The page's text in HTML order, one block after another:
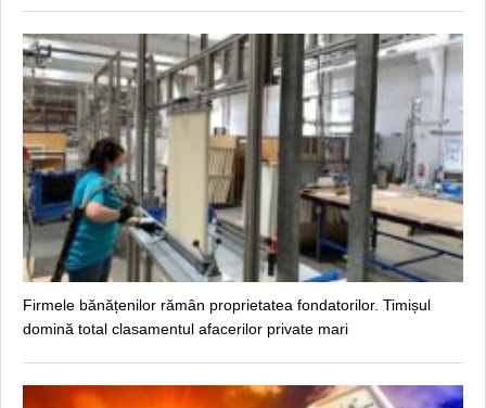
Firmele bănățenilor rămân proprietatea fondatorilor. Timișul
domină total clasamentul afacerilor private mari